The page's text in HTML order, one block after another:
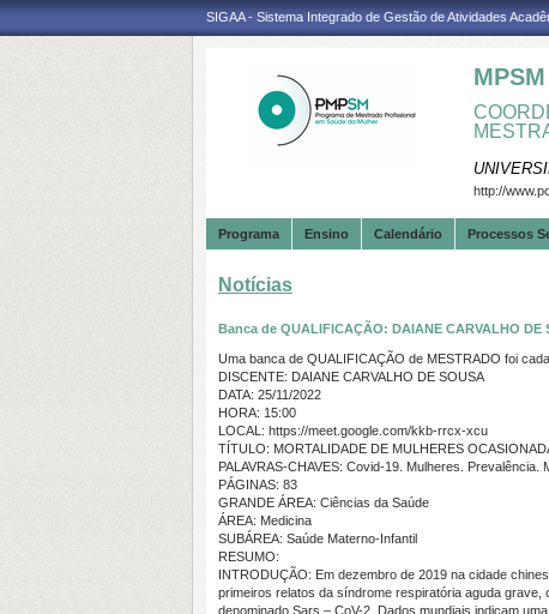
SIGAA - Sistema Integrado de Gestão de Atividades
MPSM
http://
Programa Ensino Calendário Processos
Notícias
Banca de QUALIFICAÇÃO: DAIANE CARVALHO DE
Uma banca de QUALIFICAÇÃO de MESTRADO foi
DISCENTE: DAIANE CARVALHO DE SOUSA
DATA: 25/11/2022
HORA: 15:00
LOCAL: https://meet.google.com/kkb-rrcx-xcu
TÍTULO: MORTALIDADE DE MULHERES
PALAVRAS-CHAVES: Covid-19. Mulheres. Prevalência.
PÁGINAS: 83
GRANDE ÁREA: Ciências da Saúde
ÁREA: Medicina
SUBÁREA: Saúde Materno-Infantil
RESUMO:
INTRODUÇÃO: Em dezembro de 2019 na cidade
primeiros relatos da síndrome respiratória aguda grave,
denominado Sars – CoV-2. Dados mundiais indicam